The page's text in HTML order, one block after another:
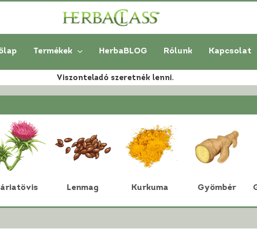
Termékek HerbaBLOG Rólunk Kapcsolat
Viszonteladó szeretnék lenni.
Lenmag Kurkuma Gyömbér